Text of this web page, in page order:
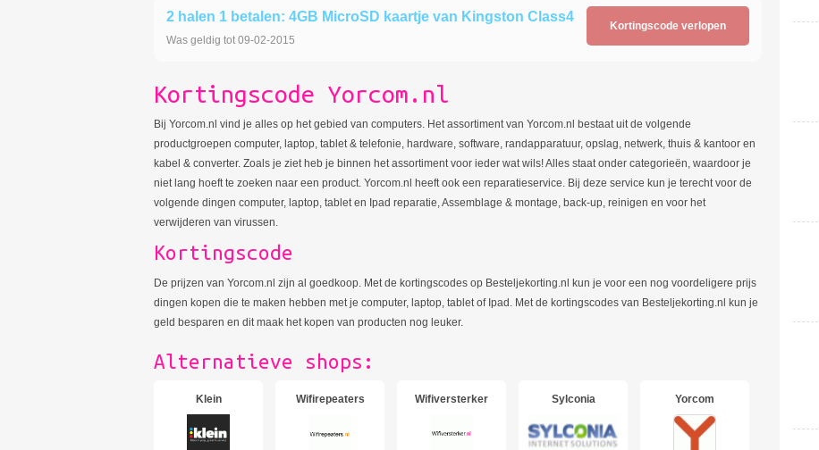
2 halen 1 betalen: 4GB MicroSD kaartje van Kingston Class4
Kortingscode verlopen
Was geldig tot 09-02-2015
Kortingscode Yorcom.nl
Bij Yorcom.nl vind je alles op het gebied van computers. Het assortiment van Yorcom.nl bestaat uit de volgende
productgroepen computer, laptop, tablet & telefonie, hardware, software, randapparatuur, opslag, netwerk, thuis & kantoor en
kabel & converter. Zoals je ziet heb je binnen het assortiment voor ieder wat wils! Alles staat onder categorieën, waardoor je
niet lang hoeft te zoeken naar een product. Yorcom.nl heeft ook een reparatieservice. Bij deze service kun je terecht voor de
volgende dingen computer, laptop, tablet en Ipad reparatie, Assemblage & montage, back-up, reinigen en voor het
verwijderen van virussen.
Kortingscode
De prijzen van Yorcom.nl zijn al goedkoop. Met de kortingscodes op Besteljekorting.nl kun je voor een nog voordeligere prijs
dingen kopen die te maken hebben met je computer, laptop, tablet of Ipad. Met de kortingscodes van Besteljekorting.nl kun je
geld besparen en dit maak het kopen van producten nog leuker.
Alternatieve shops:
Klein Wifirepeaters Wifiversterker Sylconia Yorcom